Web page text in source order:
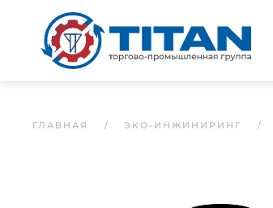
Перейти к основному содержанию
ГЛАВНАЯ ЭКО-ИНЖИНИРИНГ